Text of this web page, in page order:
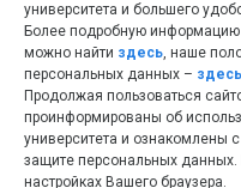
+7
университета и большего
Более подробную
можно найти здесь, наше
персональных данных – здесь
Продолжая пользоваться
проинформированы об
университета и ознакомлены
защите персональных
настройках Вашего браузера.